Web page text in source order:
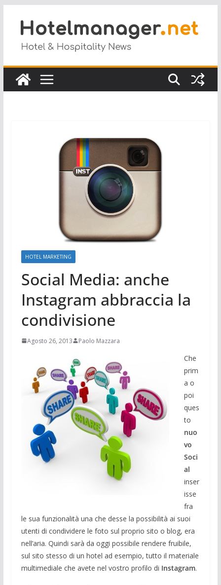
HOTEL MARKETING
Social Media: anche
Instagram abbraccia la
condivisione
Agosto 26, 2013 Paolo Mazzara
Che
prim
a o
poi
ques
to
nuo
vo
Soci
al
inser
isse
fra
le sua funzionalità una che desse la possibilità ai suoi
utenti di condividere le foto sul proprio sito o blog, era
nell’aria. Quindi sarà da oggi possibile rendere fruibile,
sul sito stesso di un hotel ad esempio, tutto il materiale
multimediale che avete nel vostro profilo di Instagram.